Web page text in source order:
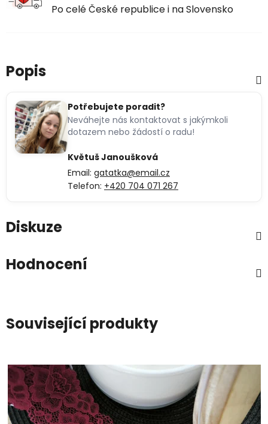
Po celé České republice i na Slovensko
Popis
Potřebujete poradit?
Neváhejte nás kontaktovat s jakýmkoli
dotazem nebo žádostí o radu!
Květuš Janoušková
Email: gatatka@email.cz
Telefon: +420 704 071 267
Diskuze
Hodnocení
Související produkty